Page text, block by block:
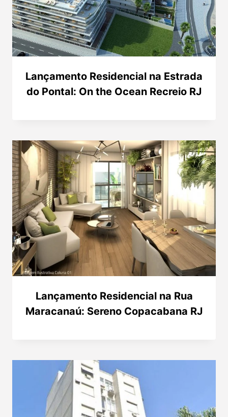
Lançamento Residencial na Estrada
do Pontal: On the Ocean Recreio RJ
Lançamento Residencial na Rua
Maracanaú: Sereno Copacabana RJ